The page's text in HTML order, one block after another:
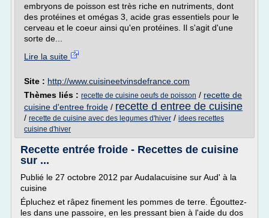
embryons de poisson est très riche en nutriments, dont
des protéines et omégas 3, acide gras essentiels pour le
cerveau et le coeur ainsi qu'en protéines. Il s'agit d'une
sorte de...
Lire la suite
Site : http://www.cuisineetvinsdefrance.com
Thèmes liés : recette de cuisine oeufs de poisson / recette de
cuisine d'entree froide / recette d entree de cuisine
/ recette de cuisine avec des legumes d'hiver / idees recettes
cuisine d'hiver
Recette entrée froide - Recettes de cuisine
sur ...
Publié le 27 octobre 2012 par Audalacuisine sur Aud' à la
cuisine
Épluchez et râpez finement les pommes de terre. Égouttez-
les dans une passoire, en les pressant bien à l'aide du dos